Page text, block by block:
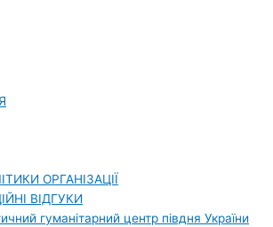
ОРГАНІЗАЦІЇ
ВІДГУКИ
гуманітарний центр півдня України